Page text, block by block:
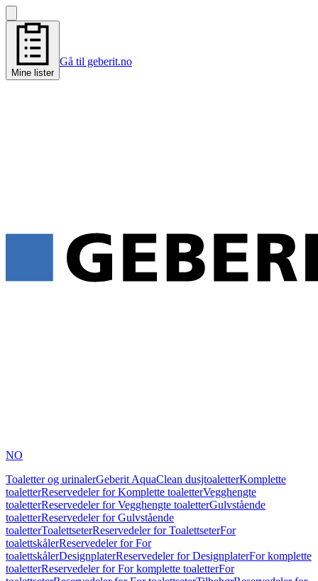
Mine lister
Gå til geberit.no
NO
Toaletter og urinalerGeberit AquaClean dusjtoaletterKomplette
toaletterReservedeler for Komplette toaletterVegghengte
toaletterReservedeler for Vegghengte toaletterGulvstående
toaletterReservedeler for Gulvstående
toaletterToalettseterReservedeler for ToalettseterFor
toalettskålerReservedeler for For
toalettskålerDesignplaterReservedeler for DesignplaterFor komplette
toaletterReservedeler for For komplette toaletterFor